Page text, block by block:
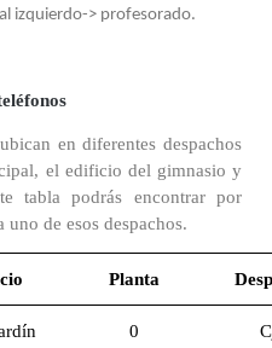
izquierdo-> profesorado.
en diferentes despachos
el edificio del gimnasio y
tabla podrás encontrar por
uno de esos despachos.
Planta
0